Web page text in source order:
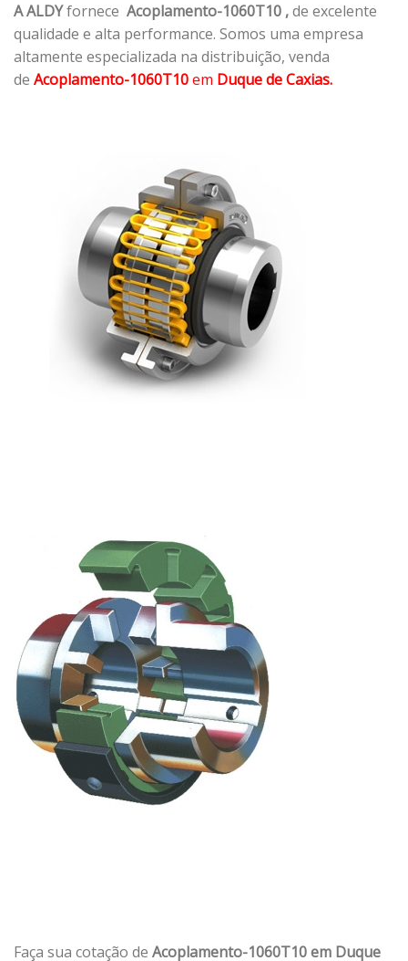
A ALDYfornece Acoplamento-1060T10 ,de excelente
qualidade e alta performance. Somos uma empresa
altamente especializada na distribuição, venda
de Acoplamento-1060T10em Duque de Caxias.
Faça sua cotação de Acoplamento-1060T10 em Duque